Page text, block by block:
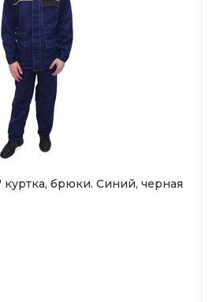
брюки. Синий, черная